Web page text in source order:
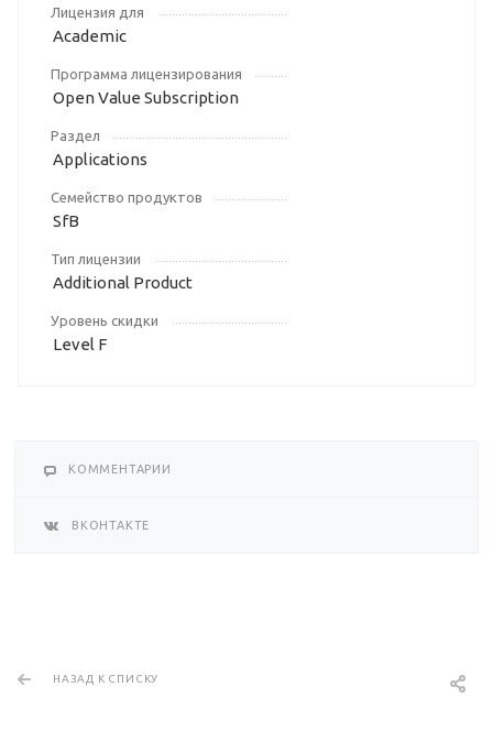
Лицензия для
Academic
Программа лицензирования
Open Value Subscription
Раздел
Applications
Семейство продуктов
SfB
Тип лицензии
Additional Product
Уровень скидки
Level F
КОММЕНТАРИИ
ВКОНТАКТЕ
НАЗАД К СПИСКУ